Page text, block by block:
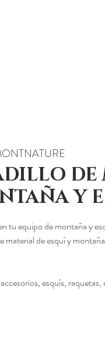
DE
Y
tu equipo de montaña y
material de esquí y
esquís,